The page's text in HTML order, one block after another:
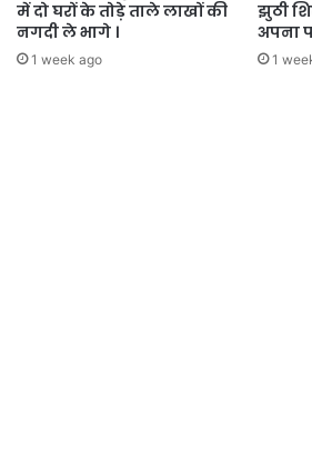
में दो घरों के तोड़े ताले लाखों की
नगदी ले भागे ।
1 week ago
झुठी
अपना
1